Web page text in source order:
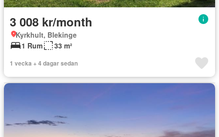
3 008 kr/month
Kyrkhult, Blekinge
1 Rum
33 m²
1 vecka + 4 dagar sedan